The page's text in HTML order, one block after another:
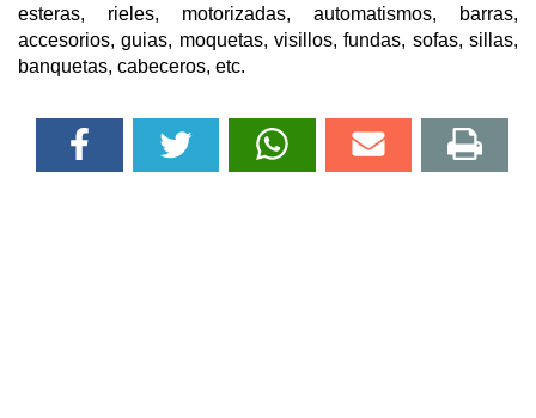
esteras, rieles, motorizadas, automatismos, barras,
accesorios, guias, moquetas, visillos, fundas, sofas, sillas,
banquetas, cabeceros, etc.